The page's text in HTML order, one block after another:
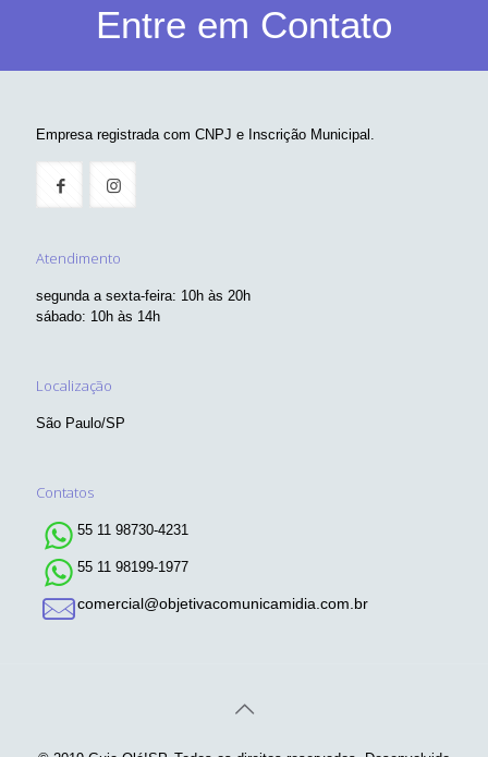
Entre em Contato
Empresa registrada com CNPJ e Inscrição Municipal.
Atendimento
segunda a sexta-feira: 10h às 20h
sábado: 10h às 14h
Localização
São Paulo/SP
Contatos
55 11 98730-4231
55 11 98199-1977
comercial@objetivacomunicamidia.com.br